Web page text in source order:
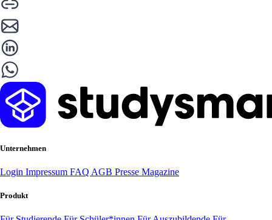
Unternehmen
Login Impressum FAQ AGB Presse Magazine
Produkt